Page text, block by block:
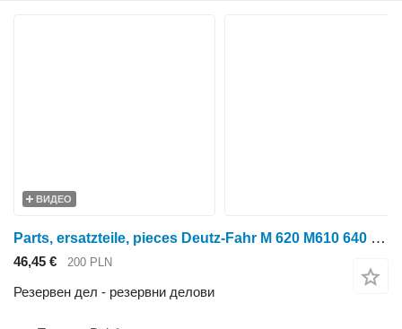
ВИДЕО
Parts, ersatzteile, pieces Deutz-Fahr M 620 M610 640 parts, ersatzteile, pieces за тркала трактор Deutz-Fahr M 620 M610 640
46,45 € 200 PLN
Резервен дел - резервни делови